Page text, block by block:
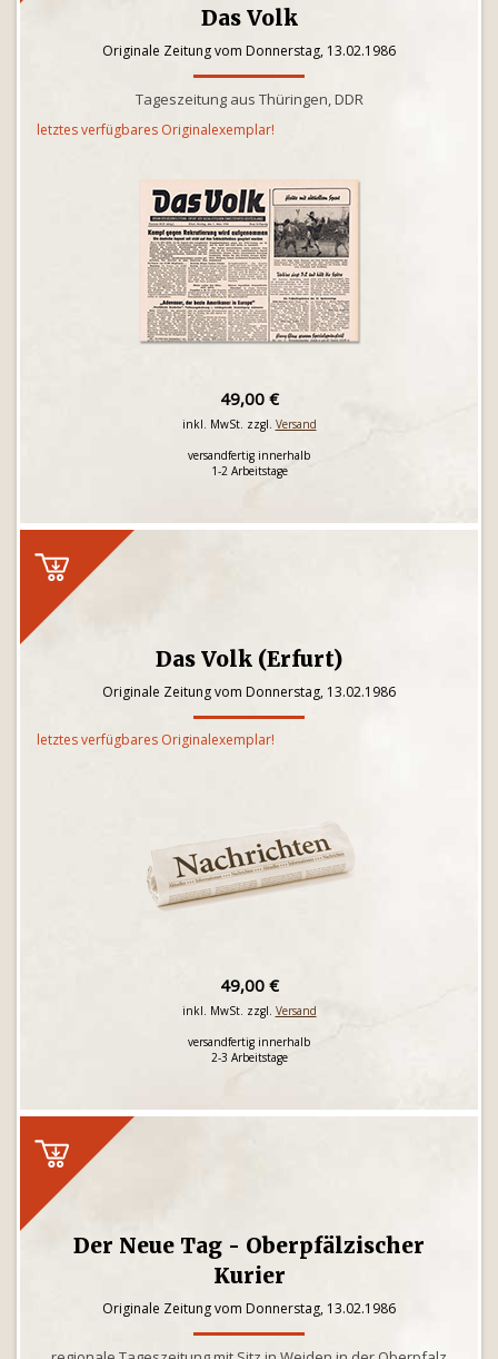
Das Volk
Originale Zeitung vom Donnerstag, 13.02.1986
Tageszeitung aus Thüringen, DDR
letztes verfügbares Originalexemplar!
49,00 €
inkl. MwSt. zzgl. Versand
versandfertig innerhalb
1-2 Arbeitstage
Das Volk (Erfurt)
Originale Zeitung vom Donnerstag, 13.02.1986
letztes verfügbares Originalexemplar!
49,00 €
inkl. MwSt. zzgl. Versand
versandfertig innerhalb
2-3 Arbeitstage
Der Neue Tag - Oberpfälzischer
Kurier
Originale Zeitung vom Donnerstag, 13.02.1986